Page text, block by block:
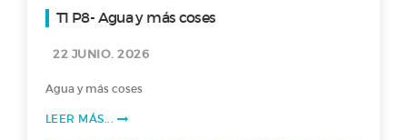
T1 P8- Agua y más coses
22 JUNIO. 2026
Agua y más coses
LEER MÁS...